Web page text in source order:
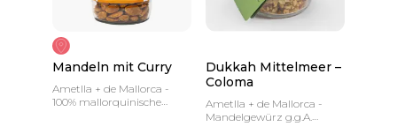
Mandeln mit Curry
Ametlla + de Mallorca -
100% mallorquinische
Dukkah Mittelmeer –
Coloma
Ametlla + de Mallorca -
Mandelgewürz g.g.A.